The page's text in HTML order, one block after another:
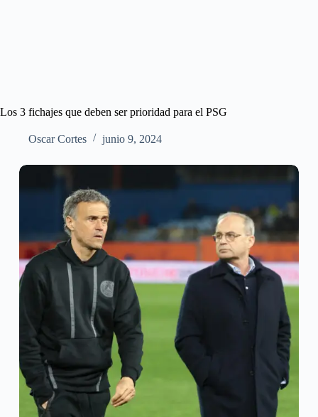
Los 3 fichajes que deben ser prioridad para el PSG
Oscar Cortes junio 9, 2024